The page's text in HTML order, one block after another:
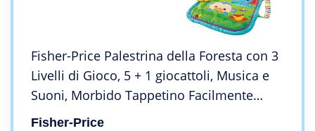
Fisher-Price Palestrina della Foresta con 3
Livelli di Gioco, 5 + 1 giocattoli, Musica e
Suoni, Morbido Tappetino Facilmente
Lavabile, per Neonati da 0+ Mesi,
Fisher-Price